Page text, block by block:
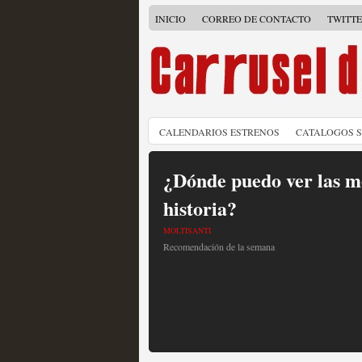
INICIO CORREO DE CONTACTO
CALENDARIOS ESTRENOS CATALOGOS
¿Dónde puedo ver las
historia?
MOLTISANTI
Recomendación de la semana